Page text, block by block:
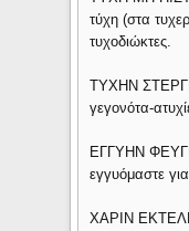
τύχη (στα
τυχοδιώκτες.
ΤΥΧΗΝ
γεγονότα-
ΕΓΓΥΗΝ
εγγυόμαστε
ΧΑΡΙΝ